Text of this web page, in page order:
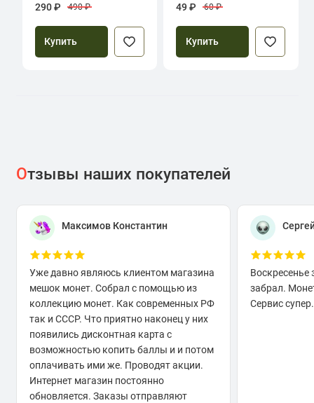
290 ₽ 490 ₽
Купить
49 ₽ 60 ₽
Купить
Отзывы наших покупателей
Максимов Константин
Уже давно являюсь клиентом магазина
мешок монет. Собрал с помощью из
коллекцию монет. Как современных РФ
так и СССР. Что приятно наконец у них
появились дисконтная карта с
возможностью копить баллы и и потом
оплачивать ими же. Проводят акции.
Интернет магазин постоянно
обновляется. Заказы отправляют
Воскресенье
забрал.
Сервис